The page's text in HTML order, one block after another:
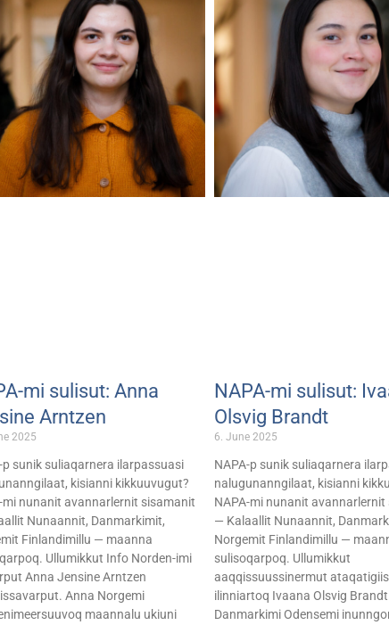
mi sulisut: Anna
Arntzen
2025
p sunik suliaqarnera ilarpassuasi
kisianni kikkuuvugut?
mi nunanit avannarlernit sisamanit
Nunaannit, Danmarkimit,
Finlandimillu — maanna
Ullumikkut Info Norden-imi
Anna Jensine Arntzen
Anna Norgemi
maannalu ukiuni
NAPA-mi sulisut:
Olsvig Brandt
6. June 2025
NAPA-p sunik suliaqarnera
nalugunanngilaat, kisianni
NAPA-mi nunanit
— Kalaallit Nunaannit,
Norgemit Finlandimillu —
sulisoqarpoq. Ullumikkut
aaqqissuussinermut
ilinniartoq Ivaana Olsvig
Danmarkimi Odensemi